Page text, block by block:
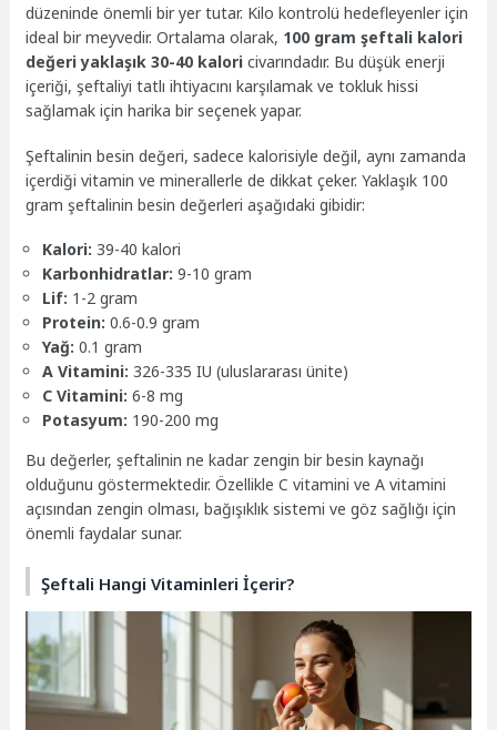
düzeninde önemli bir yer tutar. Kilo kontrolü hedefleyenler için
ideal bir meyvedir. Ortalama olarak, 100 gram şeftali kalori
değeri yaklaşık 30-40 kalori civarındadır. Bu düşük enerji
içeriği, şeftaliyi tatlı ihtiyacını karşılamak ve tokluk hissi
sağlamak için harika bir seçenek yapar.
Şeftalinin besin değeri, sadece kalorisiyle değil, aynı zamanda
içerdiği vitamin ve minerallerle de dikkat çeker. Yaklaşık 100
gram şeftalinin besin değerleri aşağıdaki gibidir:
Kalori: 39-40 kalori
Karbonhidratlar: 9-10 gram
Lif: 1-2 gram
Protein: 0.6-0.9 gram
Yağ: 0.1 gram
A Vitamini: 326-335 IU (uluslararası ünite)
C Vitamini: 6-8 mg
Potasyum: 190-200 mg
Bu değerler, şeftalinin ne kadar zengin bir besin kaynağı
olduğunu göstermektedir. Özellikle C vitamini ve A vitamini
açısından zengin olması, bağışıklık sistemi ve göz sağlığı için
önemli faydalar sunar.
Şeftali Hangi Vitaminleri İçerir?